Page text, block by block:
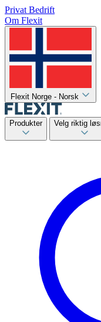
Privat Bedrift
Om Flexit
Flexit Norge - Norsk
Produkter Velg riktig